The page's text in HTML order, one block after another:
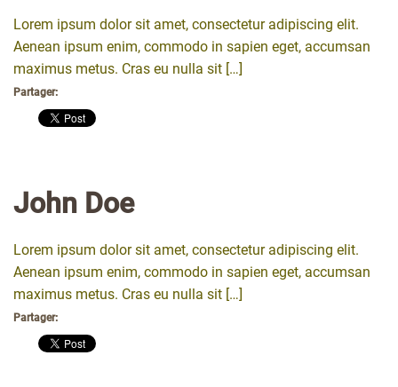
Lorem ipsum dolor sit amet, consectetur adipiscing elit.
Aenean ipsum enim, commodo in sapien eget, accumsan
maximus metus. Cras eu nulla sit […]
Partager:
John Doe
Lorem ipsum dolor sit amet, consectetur adipiscing elit.
Aenean ipsum enim, commodo in sapien eget, accumsan
maximus metus. Cras eu nulla sit […]
Partager: